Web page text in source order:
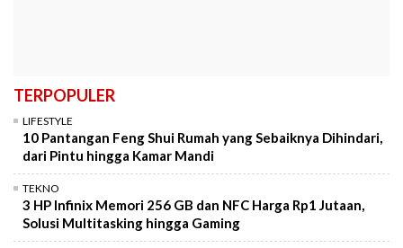
TERPOPULER
LIFESTYLE
10 Pantangan Feng Shui Rumah yang Sebaiknya Dihindari,
dari Pintu hingga Kamar Mandi
TEKNO
3 HP Infinix Memori 256 GB dan NFC Harga Rp1 Jutaan,
Solusi Multitasking hingga Gaming